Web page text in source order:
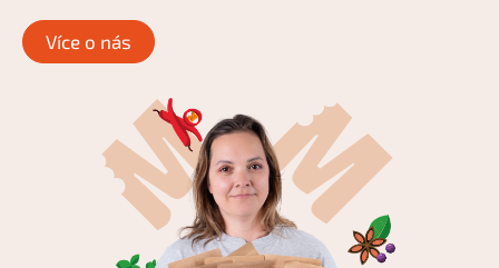
Více o nás